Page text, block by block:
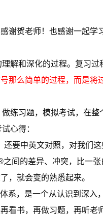
贺老师！也感谢一起
解和深化的过程。复习
那么简单的过程，而是
练习题，模拟考试，在
心得：
要中英文对照，对我们
间的差异、冲突，比一
，就会变的熟悉起来。
系，是一个从认识到深
书，再做习题，再听